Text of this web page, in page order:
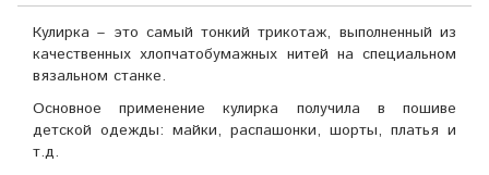
Кулирка – это самый тонкий трикотаж, выполненный из
качественных хлопчатобумажных нитей на специальном
вязальном станке.
Основное применение кулирка получила в пошиве
детской одежды: майки, распашонки, шорты, платья и
т.д.